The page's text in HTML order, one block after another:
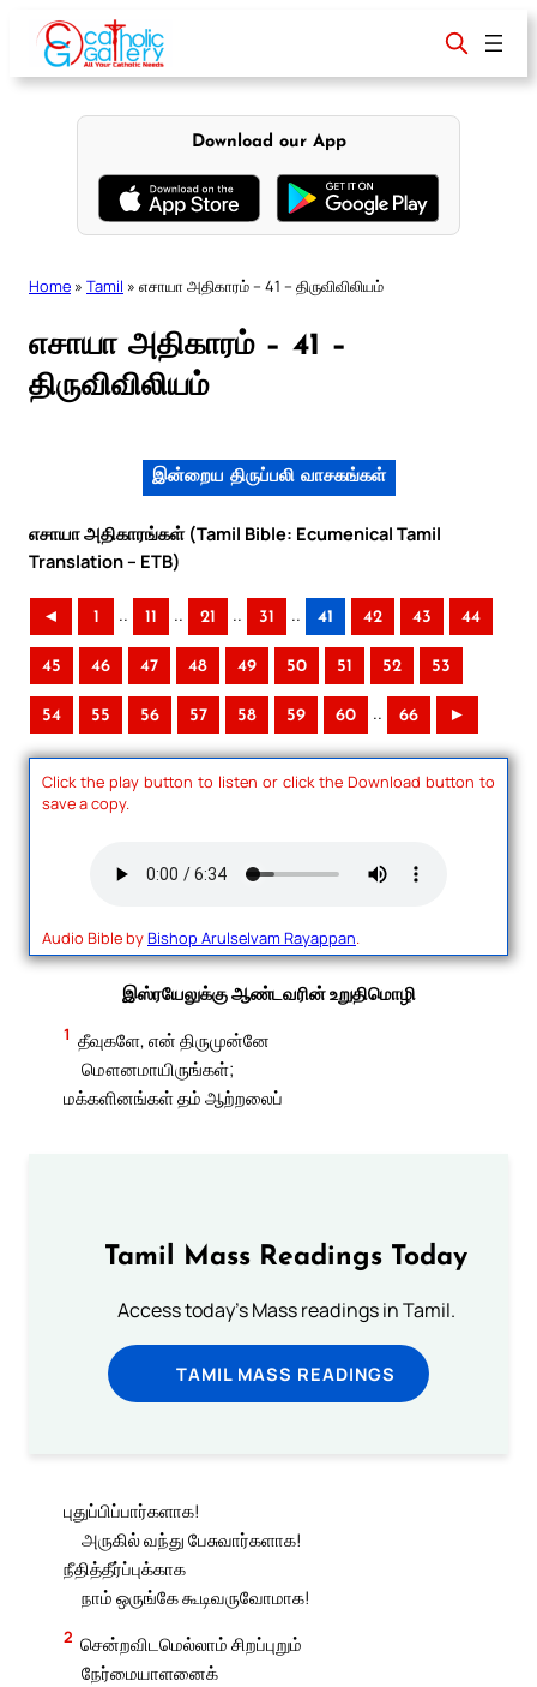
content
Download our App
Home » Tamil » எசாயா அதிகாரம் – 41 – திருவிவிலியம்
எசாயா அதிகாரம் – 41 –
திருவிவிலியம்
இன்றைய திருப்பலி வாசகங்கள்
எசாயா அதிகாரங்கள் (Tamil Bible: Ecumenical Tamil
Translation – ETB)
◄ 1 .. 11 .. 21 .. 31 .. 41 42 43 44
45 46 47 48 49 50 51 52 53
54 55 56 57 58 59 60 .. 66 ►
Click the play button to listen or click the Download button to
save a copy.
Audio Bible byBishop Arulselvam Rayappan.
இஸ்ரயேலுக்கு ஆண்டவரின் உறுதிமொழி
1 தீவுகளே, என் திருமுன்னே
மௌனமாயிருங்கள்;
மக்களினங்கள் தம் ஆற்றலைப்
Tamil Mass Readings Today
Access today's Mass readings in Tamil.
TAMIL MASS READINGS
புதுப்பிப்பார்களாக!
அருகில் வந்து பேசுவார்களாக!
நீதித்தீர்ப்புக்காக
நாம் ஒருங்கே கூடிவருவோமாக!
2 சென்றவிடமெல்லாம் சிறப்புறும்
நேர்மையாளனைக்